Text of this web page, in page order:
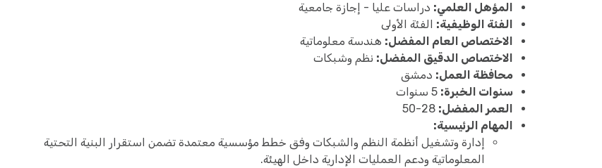
المؤهل العلمي: دراسات عليا - إجازة جامعية
الفئة الوظيفية: الفئة الأولى
الاختصاص العام المفضل: هندسة معلوماتية
الاختصاص الدقيق المفضل: نظم وشبكات
محافظة العمل: دمشق
سنوات الخبرة:
العمر المفضل:
المهام الرئيسية:
إدارة وتشغيل أنظمة النظم والشبكات وفق خطط مؤسسية معتمدة تضمن استقرار البنية التحتية
المعلوماتية ودعم العمليات الإدارية داخل الهيئة.